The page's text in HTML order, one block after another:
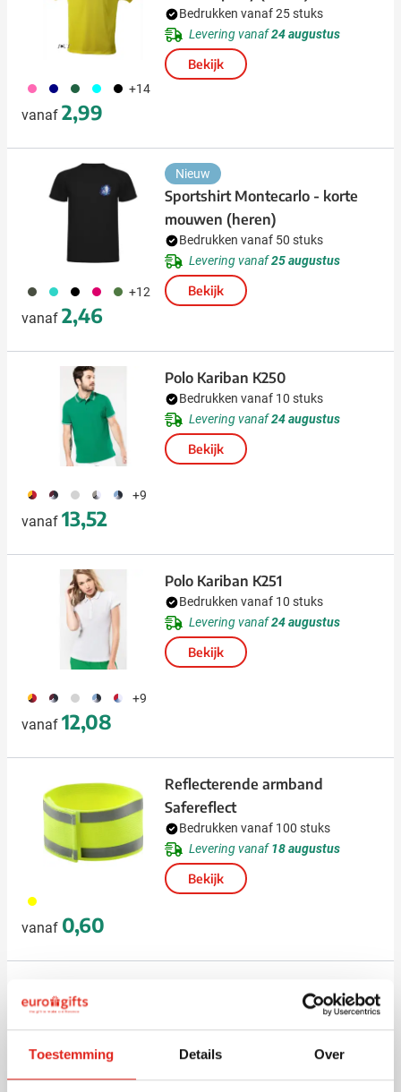
Toestemming Details Over
490 492 374 166 001 +14
vanaf 2,99
Bedrukken vanaf 25 stuks
Levering vanaf24 augustus
Bekijk
491 033 001 771 232 +12
vanaf 2,46
Nieuw
Sportshirt Montecarlo - korte
mouwen (heren)
Bedrukken vanaf 50 stuks
Levering vanaf25 augustus
Bekijk
083 482 495 981 321 +9
vanaf 13,52
Polo Kariban K250
Bedrukken vanaf 10 stuks
Levering vanaf24 augustus
Bekijk
083 482 495 321 178 +9
vanaf 12,08
Polo Kariban K251
Bedrukken vanaf 10 stuks
Levering vanaf24 augustus
Bekijk
006
vanaf 0,60
Reflecterende armband
Safereflect
Bedrukken vanaf 100 stuks
Levering vanaf18 augustus
Bekijk
Bedrukken vanaf 10 stuks
Levering vanaf
19 augustus
Bekijk